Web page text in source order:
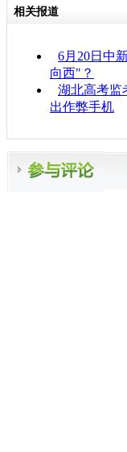
相关报道
6月20日中
向西"？
湖北高考监
出作弊手机